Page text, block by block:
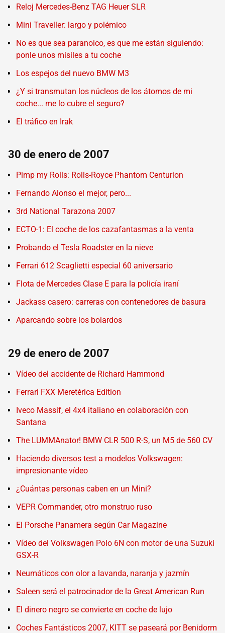
Reloj Mercedes-Benz TAG Heuer SLR
Mini Traveller: largo y polémico
No es que sea paranoico, es que me están siguiendo:
ponle unos misiles a tu coche
Los espejos del nuevo BMW M3
¿Y si transmutan los núcleos de los átomos de mi
coche... me lo cubre el seguro?
El tráfico en Irak
30 de enero de 2007
Pimp my Rolls: Rolls-Royce Phantom Centurion
Fernando Alonso el mejor, pero...
3rd National Tarazona 2007
ECTO-1: El coche de los cazafantasmas a la venta
Probando el Tesla Roadster en la nieve
Ferrari 612 Scaglietti especial 60 aniversario
Flota de Mercedes Clase E para la policía iraní
Jackass casero: carreras con contenedores de basura
Aparcando sobre los bolardos
29 de enero de 2007
Vídeo del accidente de Richard Hammond
Ferrari FXX Meretérica Edition
Iveco Massif, el 4x4 italiano en colaboración con
Santana
The LUMMAnator! BMW CLR 500 R-S, un M5 de 560 CV
Haciendo diversos test a modelos Volkswagen:
impresionante vídeo
¿Cuántas personas caben en un Mini?
VEPR Commander, otro monstruo ruso
El Porsche Panamera según Car Magazine
Vídeo del Volkswagen Polo 6N con motor de una Suzuki
GSX-R
Neumáticos con olor a lavanda, naranja y jazmín
Saleen será el patrocinador de la Great American Run
El dinero negro se convierte en coche de lujo
Coches Fantásticos 2007, KITT se paseará por Benidorm